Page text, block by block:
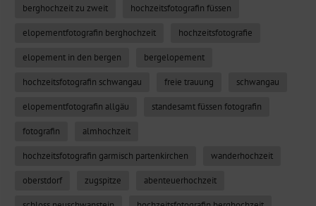
berghochzeit zu zweit hochzeitsfotografin füssen
elopementfotografin berghochzeit hochzeitsfotografie
elopement in den bergen bergelopement
hochzeitsfotografin schwangau freie trauung schwangau
elopementfotografin allgäu standesamt füssen fotografin
fotografin almhochzeit
hochzeitsfotografin garmisch partenkirchen wanderhochzeit
oberstdorf zugspitze abenteuerhochzeit